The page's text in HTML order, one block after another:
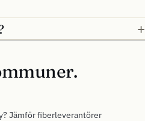
Jämför fiberleverantörer